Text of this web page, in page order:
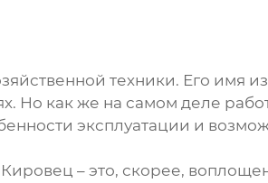
техники. Его имя
как же на самом деле
эксплуатации и
Кировец – это, скорее,